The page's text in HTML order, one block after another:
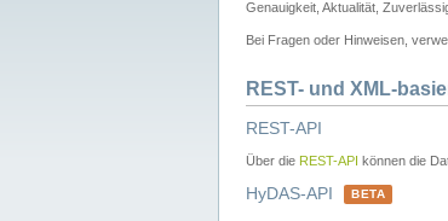
Genauigkeit, Aktualität,
Bei Fragen oder Hinweisen,
REST- und XML-
REST-API
Über die REST-API können die
HyDAS-API BETA